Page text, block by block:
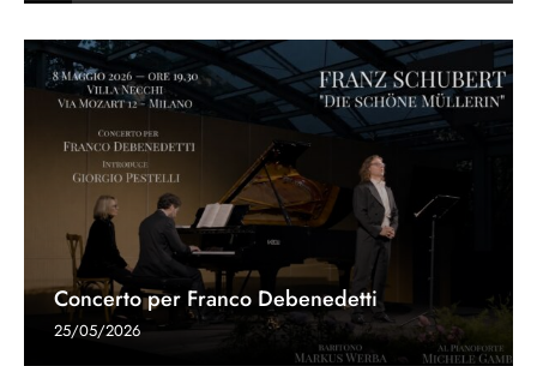
Concerto per Franco Debenedetti
25/05/2026